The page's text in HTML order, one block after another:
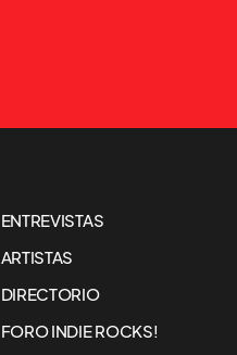
ENTREVISTAS
ARTISTAS
DIRECTORIO
FORO INDIE ROCKS!